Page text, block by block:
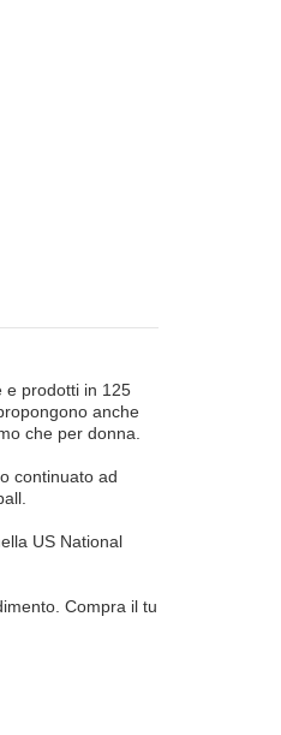
e prodotti in 125
anche
che per donna.
continuato ad
US National
Compra il tu